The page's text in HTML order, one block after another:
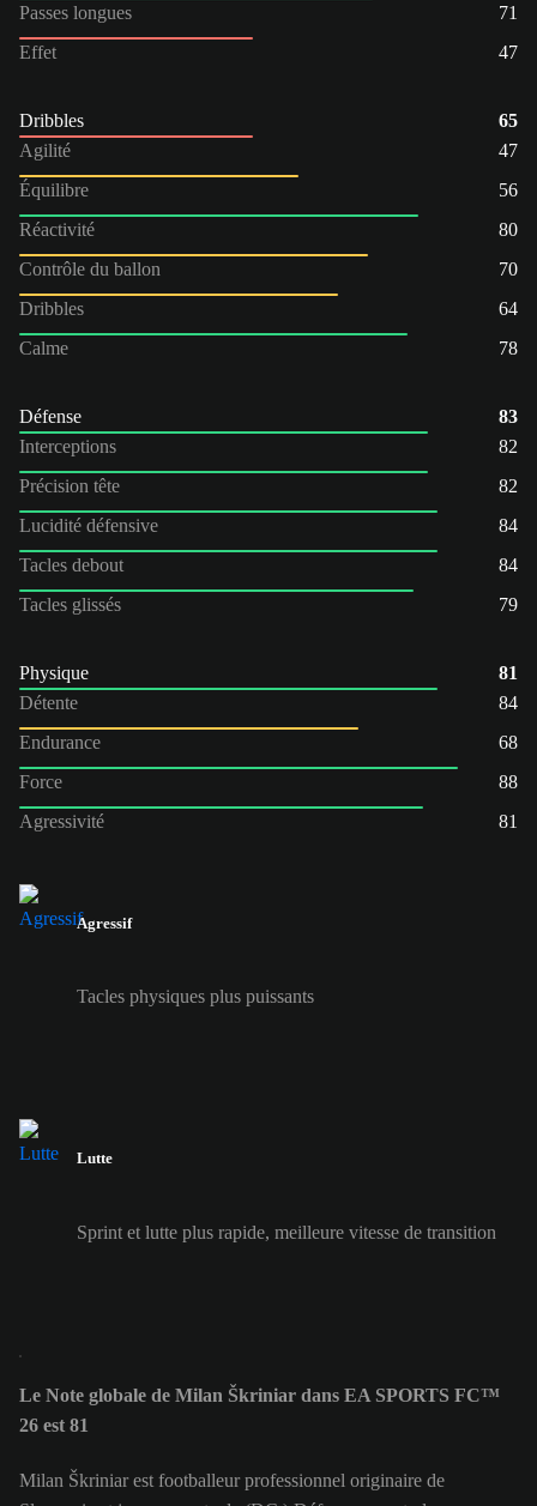
Passes longues
71
Effet
47
Dribbles
65
Agilité
47
Équilibre
56
Réactivité
80
Contrôle du ballon
70
Dribbles
64
Calme
78
Défense
83
Interceptions
82
Précision tête
82
Lucidité défensive
84
Tacles debout
84
Tacles glissés
79
Physique
81
Détente
84
Endurance
68
Force
88
Agressivité
81
Agressif
Tacles physiques plus puissants
Lutte
Sprint et lutte plus rapide, meilleure vitesse de transition
Le Note globale de Milan Škriniar dans EA SPORTS FC™
26 est 81
Milan Škriniar est footballeur professionnel originaire de